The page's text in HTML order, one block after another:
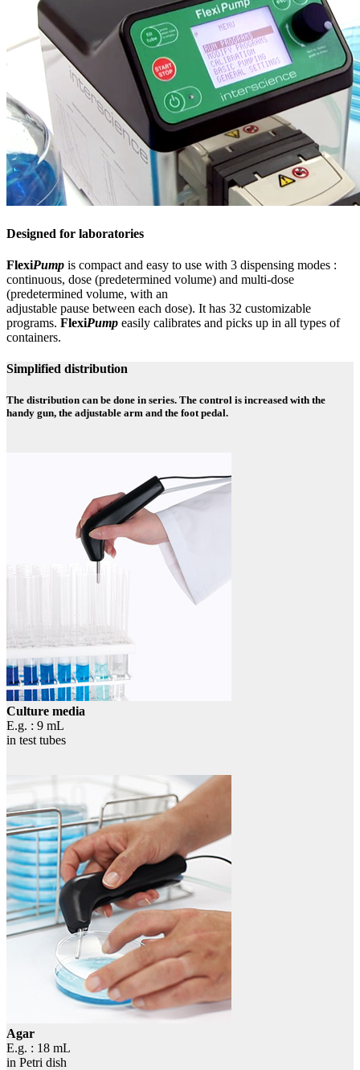
Designed for laboratories
FlexiPump is compact and easy to use with 3 dispensing modes :
continuous, dose (predetermined volume) and multi-dose
(predetermined volume, with an
adjustable pause between each dose). It has 32 customizable
programs. FlexiPump easily calibrates and picks up in all types of
containers.
Simplified distribution
The distribution can be done in series. The control is increased with the
handy gun, the adjustable arm and the foot pedal.
Culture media
E.g. : 9 mL
in test tubes
Agar
E.g. : 18 mL
in Petri dish